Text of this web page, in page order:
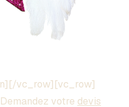
vc_row][vc_row]
votre devis